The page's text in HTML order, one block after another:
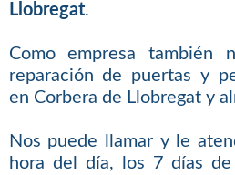
Llobregat.
Como empresa también
reparación de puertas y
en Corbera de Llobregat y
Nos puede llamar y le
hora del día, los 7 días de